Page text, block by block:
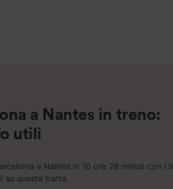
a Nantes in treno:
utili
a Nantes in 10 ore 28 minuti con i
su questa tratta.